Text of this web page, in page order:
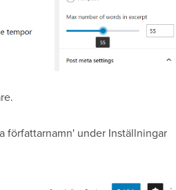
författarnamn' under Inställningar